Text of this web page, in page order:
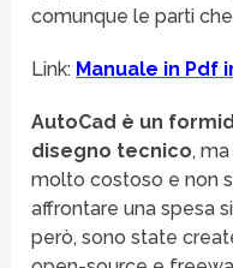
comunque le parti
Link: Manuale in Pdf
AutoCad è un
disegno tecnico,
molto costoso e non
affrontare una spesa
però, sono state